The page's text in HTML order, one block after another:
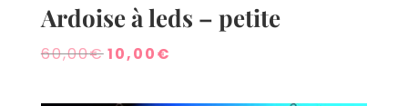
Ardoise à leds – petite
60,00€ Le
10,00€